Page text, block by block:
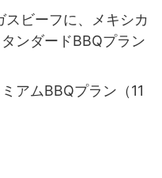
スビーフに、メキシカ
ンダードBBQプラン
アムBBQプラン（11